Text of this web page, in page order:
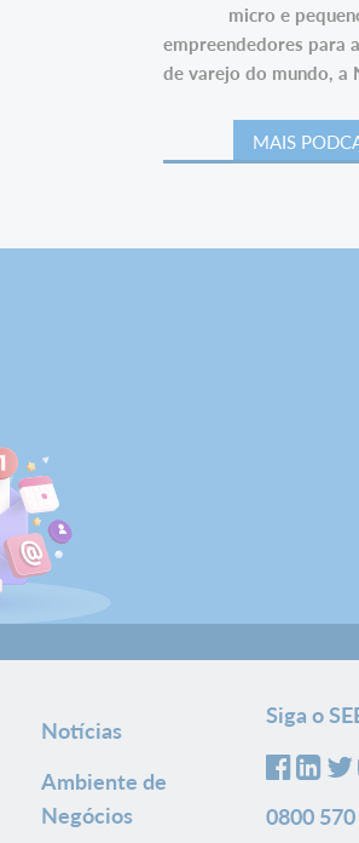
micro e
empreendedores para
de varejo do mundo, a
MAIS
Notícias
Ambiente de
Negócios
Siga o
0800